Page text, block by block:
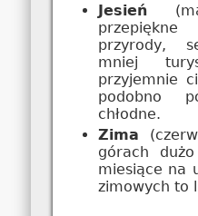
Jesień
przyrody,
mniej
przyjemnie
podobno
chłodne.
Zima
górach
miesiące na
zimowych to